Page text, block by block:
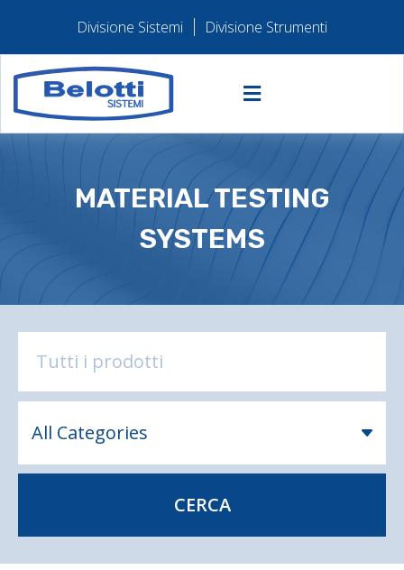
Divisione Sistemi Divisione Strumenti
MATERIAL TESTING
SYSTEMS
CERCA